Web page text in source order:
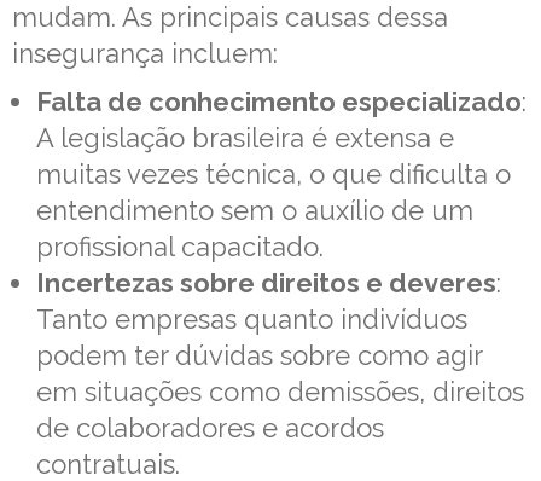
mudam. As principais causas dessa
insegurança incluem:
Falta de conhecimento especializado:
A legislação brasileira é extensa e
muitas vezes técnica, o que dificulta o
entendimento sem o auxílio de um
profissional capacitado.
Incertezas sobre direitos e deveres:
Tanto empresas quanto indivíduos
podem ter dúvidas sobre como agir
em situações como demissões, direitos
de colaboradores e acordos
contratuais.